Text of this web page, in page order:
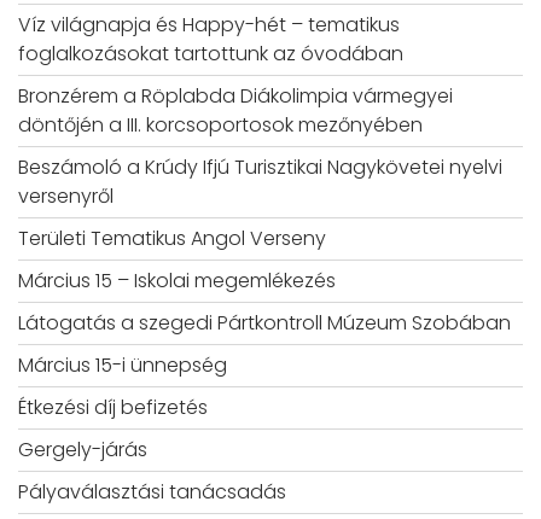
Víz világnapja és Happy-hét – tematikus
foglalkozásokat tartottunk az óvodában
Bronzérem a Röplabda Diákolimpia vármegyei
döntőjén a III. korcsoportosok mezőnyében
Beszámoló a Krúdy Ifjú Turisztikai Nagykövetei nyelvi
versenyről
Területi Tematikus Angol Verseny
Március 15 – Iskolai megemlékezés
Látogatás a szegedi Pártkontroll Múzeum Szobában
Március 15-i ünnepség
Étkezési díj befizetés
Gergely-járás
Pályaválasztási tanácsadás